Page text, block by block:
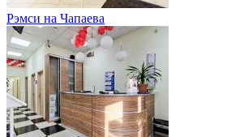
Рэмси на Чапаева